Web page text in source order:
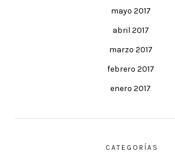
mayo 2017
abril 2017
marzo 2017
febrero 2017
enero 2017
CATEGORÍAS